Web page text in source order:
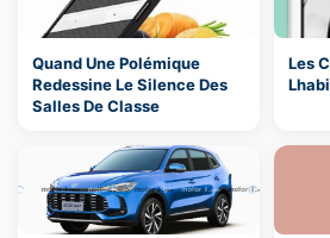
Quand Une Polémique
Redessine Le Silence Des
Salles De Classe
Les